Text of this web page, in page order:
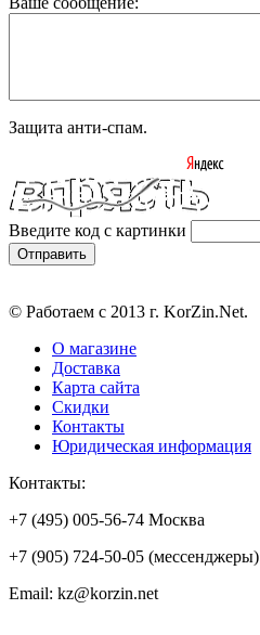
Защита анти-спам.
Введите код с картинки
© Работаем с 2013 г. KorZin.Net.
О магазине
Доставка
Карта сайта
Скидки
Контакты
Юридическая информация
Контакты:
+7 (495) 005-56-74 Москва
+7 (905) 724-50-05 (мессенджеры)
Email: kz@korzin.net